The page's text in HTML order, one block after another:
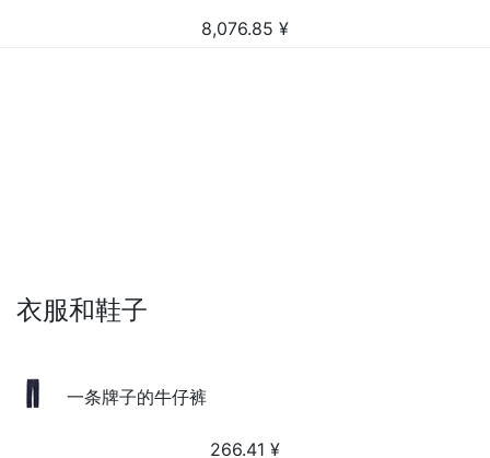
8,076.85 ¥
衣服和鞋子
一条牌子的牛仔裤
266.41 ¥